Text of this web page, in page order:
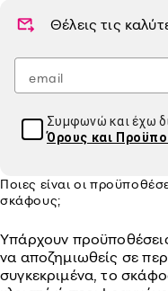
Θέλεις τις
Συμφωνώ και έχω
Όρους και
Ποιες είναι οι
σκάφους;
Υπάρχουν
να αποζημιωθείς σε
συγκεκριμένα, το